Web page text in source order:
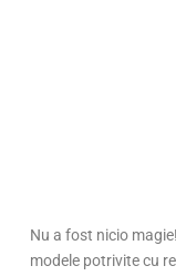
Nu a fost nicio
modele potrivite cu